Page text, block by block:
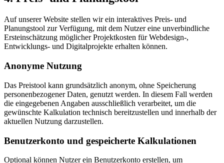
Auf unserer Website stellen wir ein interaktives Preis- und
Planungstool zur Verfügung, mit dem Nutzer eine unverbindliche
Ersteinschätzung möglicher Projektkosten für Webdesign-,
Entwicklungs- und Digitalprojekte erhalten können.
Anonyme Nutzung
Das Preistool kann grundsätzlich anonym, ohne Speicherung
personenbezogener Daten, genutzt werden. In diesem Fall werden
die eingegebenen Angaben ausschließlich verarbeitet, um die
gewünschte Kalkulation technisch bereitzustellen und innerhalb der
aktuellen Nutzung darzustellen.
Benutzerkonto und gespeicherte Kalkulationen
Optional können Nutzer ein Benutzerkonto erstellen, um